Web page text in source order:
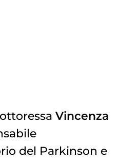
Vincenza
del Parkinson e